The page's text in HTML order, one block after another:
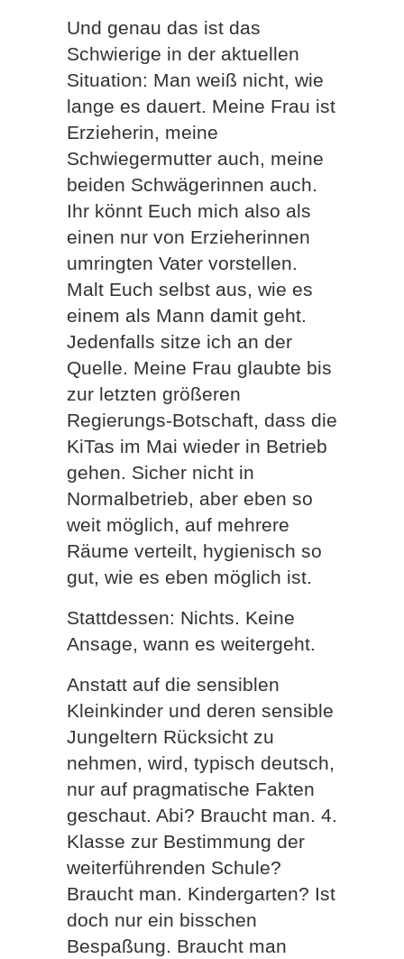
Und genau das ist das
Schwierige in der aktuellen
Situation: Man weiß nicht, wie
lange es dauert. Meine Frau ist
Erzieherin, meine
Schwiegermutter auch, meine
beiden Schwägerinnen auch.
Ihr könnt Euch mich also als
einen nur von Erzieherinnen
umringten Vater vorstellen.
Malt Euch selbst aus, wie es
einem als Mann damit geht.
Jedenfalls sitze ich an der
Quelle. Meine Frau glaubte bis
zur letzten größeren
Regierungs-Botschaft, dass die
KiTas im Mai wieder in Betrieb
gehen. Sicher nicht in
Normalbetrieb, aber eben so
weit möglich, auf mehrere
Räume verteilt, hygienisch so
gut, wie es eben möglich ist.
Stattdessen: Nichts. Keine
Ansage, wann es weitergeht.
Anstatt auf die sensiblen
Kleinkinder und deren sensible
Jungeltern Rücksicht zu
nehmen, wird, typisch deutsch,
nur auf pragmatische Fakten
geschaut. Abi? Braucht man. 4.
Klasse zur Bestimmung der
weiterführenden Schule?
Braucht man. Kindergarten? Ist
doch nur ein bisschen
Bespaßung. Braucht man